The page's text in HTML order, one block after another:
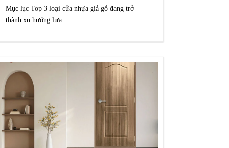
Mục lục Top 3 loại cửa nhựa giả gỗ đang trở
thành xu hướng lựa